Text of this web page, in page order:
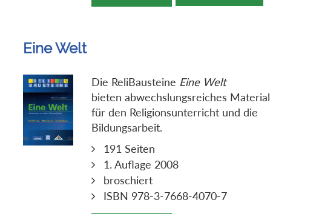
Eine Welt
Die ReliBausteine Eine Welt
bieten abwechslungsreiches Material
für den Religionsunterricht und die
Bildungsarbeit.
191 Seiten
1. Auflage 2008
broschiert
ISBN 978-3-7668-4070-7